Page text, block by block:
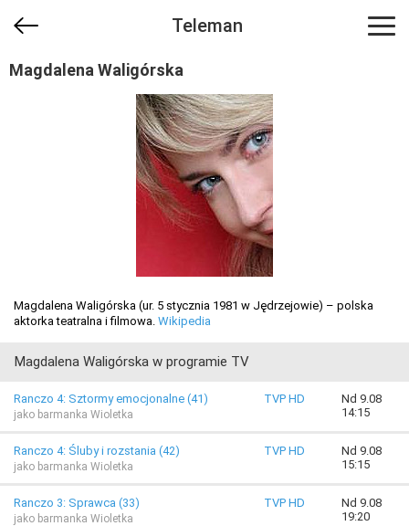
Teleman
Magdalena Waligórska
Magdalena Waligórska (ur. 5 stycznia 1981 w Jędrzejowie) – polska
aktorka teatralna i filmowa. Wikipedia
Magdalena Waligórska w programie TV
Ranczo 4: Sztormy emocjonalne (41)
jako barmanka Wioletka
TVP HD
Nd 9.08
14:15
Ranczo 4: Śluby i rozstania (42)
jako barmanka Wioletka
TVP HD
Nd 9.08
15:15
Ranczo 3: Sprawca (33)
jako barmanka Wioletka
TVP HD
Nd 9.08
19:20